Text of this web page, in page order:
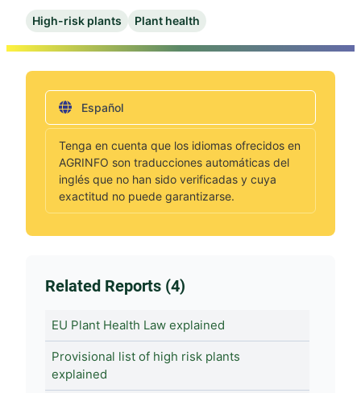
High-risk plants Plant health
Español
Tenga en cuenta que los idiomas ofrecidos en
AGRINFO son traducciones automáticas del
inglés que no han sido verificadas y cuya
exactitud no puede garantizarse.
Related Reports (4)
EU Plant Health Law explained
Provisional list of high risk plants
explained